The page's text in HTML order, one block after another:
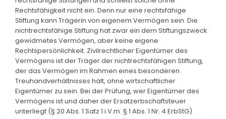
Rechtsfähigkeit nicht ein. Denn nur eine rechtsfähige
Stiftung kann Trägerin von eigenem Vermögen sein. Die
nichtrechtsfähige Stiftung hat zwar ein dem Stiftungszweck
gewidmetes Vermögen, aber keine eigene
Rechtspersönlichkeit. Zivilrechtlicher Eigentümer des
Vermögens ist der Träger der nichtrechtsfähigen Stiftung,
der das Vermögen im Rahmen eines besonderen
Treuhandverhältnisses hält, ohne wirtschaftlicher
Eigentümer zu sein. Bei der Prüfung, wer Eigentümer des
Vermögens ist und daher der Ersatzerbschaftsteuer
unterliegt (§ 20 Abs. 1 Satz 1 i.V.m. § 1 Abs. 1 Nr. 4 ErbStG)